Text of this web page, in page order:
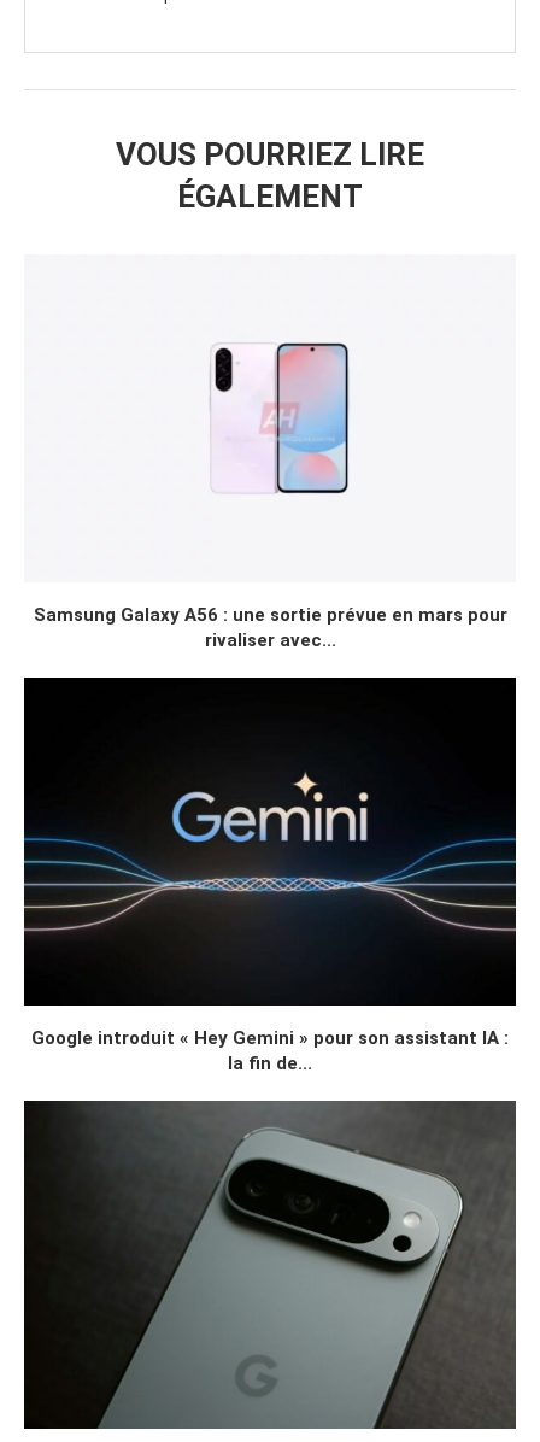
VOUS POURRIEZ LIRE
ÉGALEMENT
Samsung Galaxy A56 : une sortie prévue en mars pour
rivaliser avec...
Google introduit « Hey Gemini » pour son assistant IA :
la fin de...